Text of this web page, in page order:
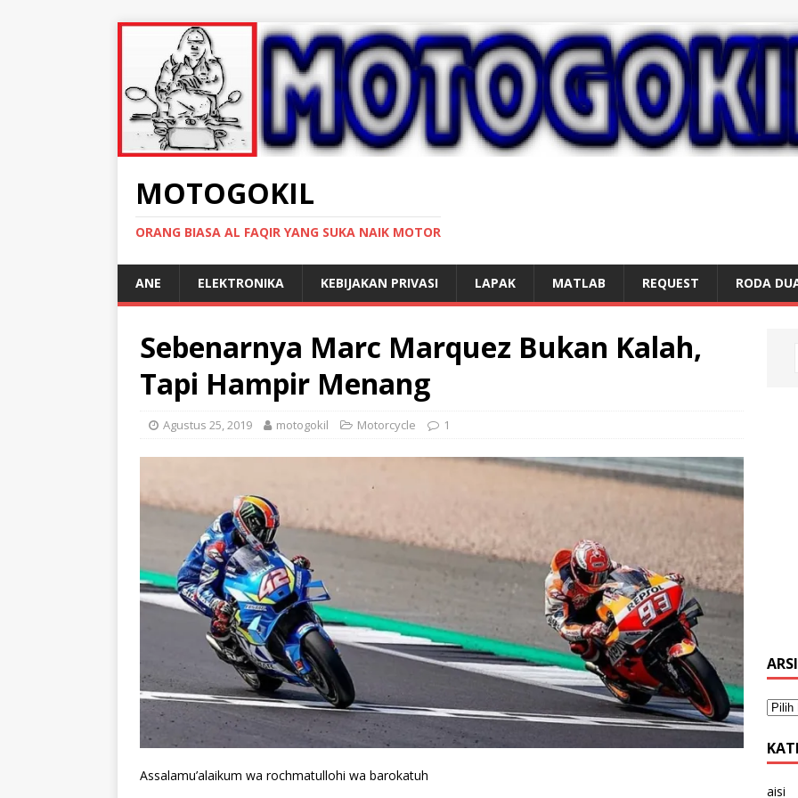
MOTOGOKIL
ORANG BIASA AL FAQIR YANG SUKA NAIK MOTOR
ANE ELEKTRONIKA KEBIJAKAN PRIVASI LAPAK MATLAB REQUEST RODA
Sebenarnya Marc Marquez Bukan Kalah,
Tapi Hampir Menang
Agustus 25, 2019 motogokil Motorcycle 1
Assalamu’alaikum wa rochmatullohi wa barokatuh
aisi